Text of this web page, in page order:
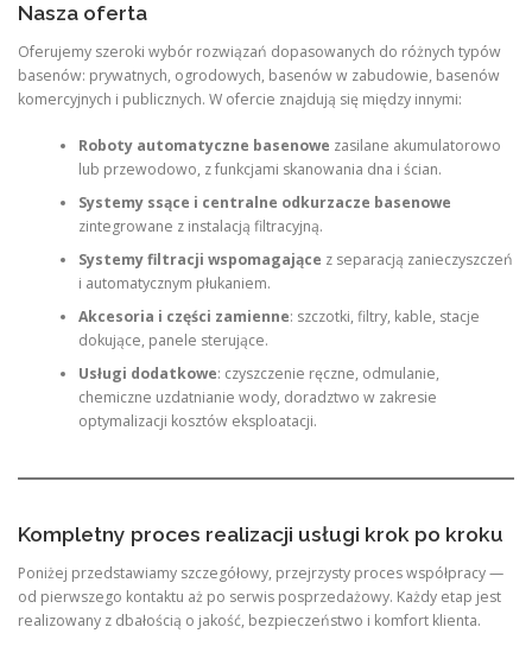
Nasza oferta
Oferujemy szeroki wybór rozwiązań dopasowanych do różnych typów
basenów: prywatnych, ogrodowych, basenów w zabudowie, basenów
komercyjnych i publicznych. W ofercie znajdują się między innymi:
Roboty automatyczne basenowe zasilane akumulatorowo
lub przewodowo, z funkcjami skanowania dna i ścian.
Systemy ssące i centralne odkurzacze basenowe
zintegrowane z instalacją filtracyjną.
Systemy filtracji wspomagające z separacją zanieczyszczeń
i automatycznym płukaniem.
Akcesoria i części zamienne: szczotki, filtry, kable, stacje
dokujące, panele sterujące.
Usługi dodatkowe: czyszczenie ręczne, odmulanie,
chemiczne uzdatnianie wody, doradztwo w zakresie
optymalizacji kosztów eksploatacji.
Kompletny proces realizacji usługi krok po kroku
Poniżej przedstawiamy szczegółowy, przejrzysty proces współpracy —
od pierwszego kontaktu aż po serwis posprzedażowy. Każdy etap jest
realizowany z dbałością o jakość, bezpieczeństwo i komfort klienta.